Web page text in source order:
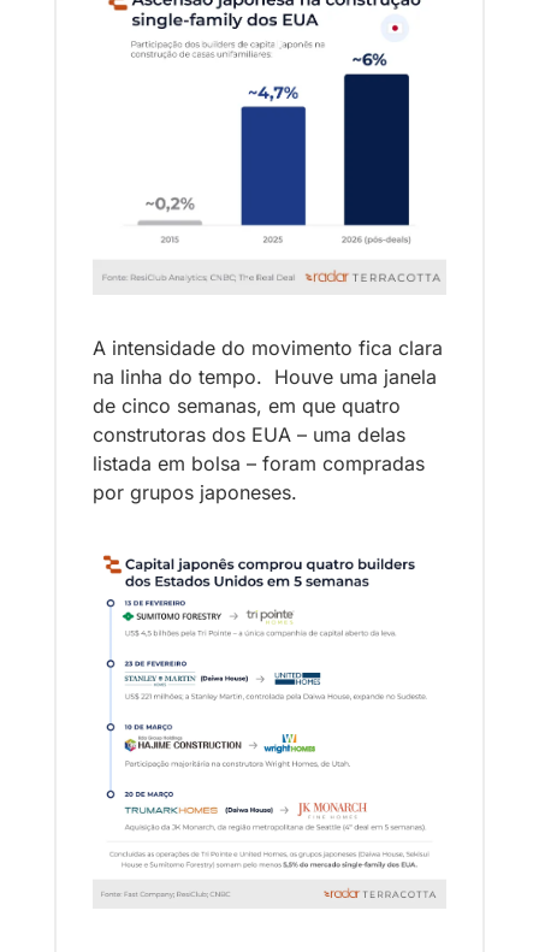
A intensidade do movimento fica clara
na linha do tempo.  Houve uma janela
de cinco semanas, em que quatro
construtoras dos EUA – uma delas
listada em bolsa – foram compradas
por grupos japoneses.